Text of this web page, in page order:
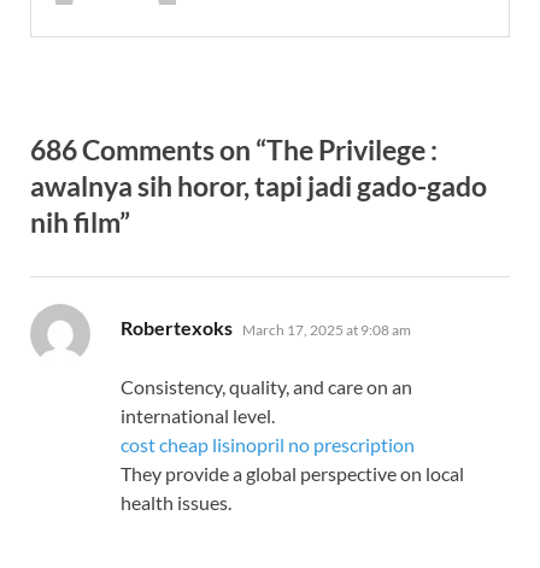
686 Comments on “The Privilege :
awalnya sih horor, tapi jadi gado-gado
nih film”
Robertexoks says:
March 17, 2025 at 9:08 am
Consistency, quality, and care on an
international level.
cost cheap lisinopril no prescription
They provide a global perspective on local
health issues.